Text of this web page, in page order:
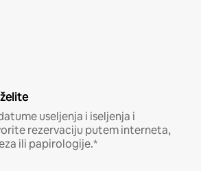
useljenja i iseljenja i
rezervaciju putem interneta,
ili papirologije.*